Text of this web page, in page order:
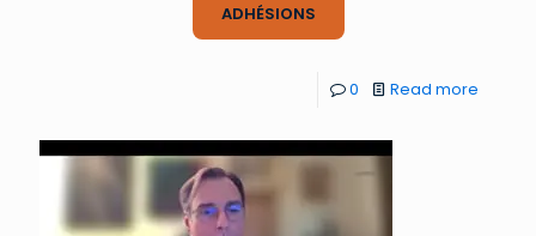
ADHÉSIONS
0 Read more